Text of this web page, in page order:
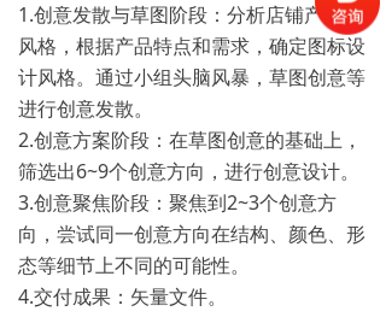
1.创意发散与草图阶段：分析店铺产品和
风格，根据产品特点和需求，确定图标设
计风格。通过小组头脑风暴，草图创意等
进行创意发散。
2.创意方案阶段：在草图创意的基础上，
筛选出6~9个创意方向，进行创意设计。
3.创意聚焦阶段：聚焦到2~3个创意方
向，尝试同一创意方向在结构、颜色、形
态等细节上不同的可能性。
4.交付成果：矢量文件。